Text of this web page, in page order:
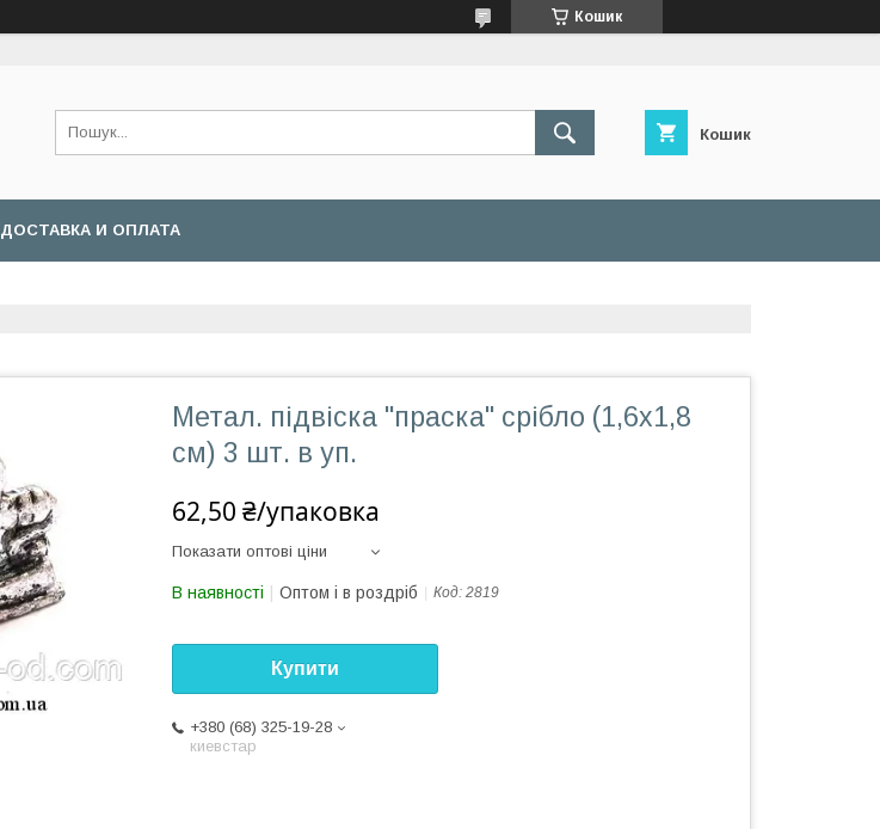
Кошик
Кошик
ДОСТАВКА И ОПЛАТА
Метал. підвіска "праска" срібло (1,6х1,8
см) 3 шт. в уп.
62,50 ₴/упаковка
Показати оптові ціни
В наявності Оптом і в роздріб Код: 2819
Купити
+380 (68) 325-19-28
киевстар